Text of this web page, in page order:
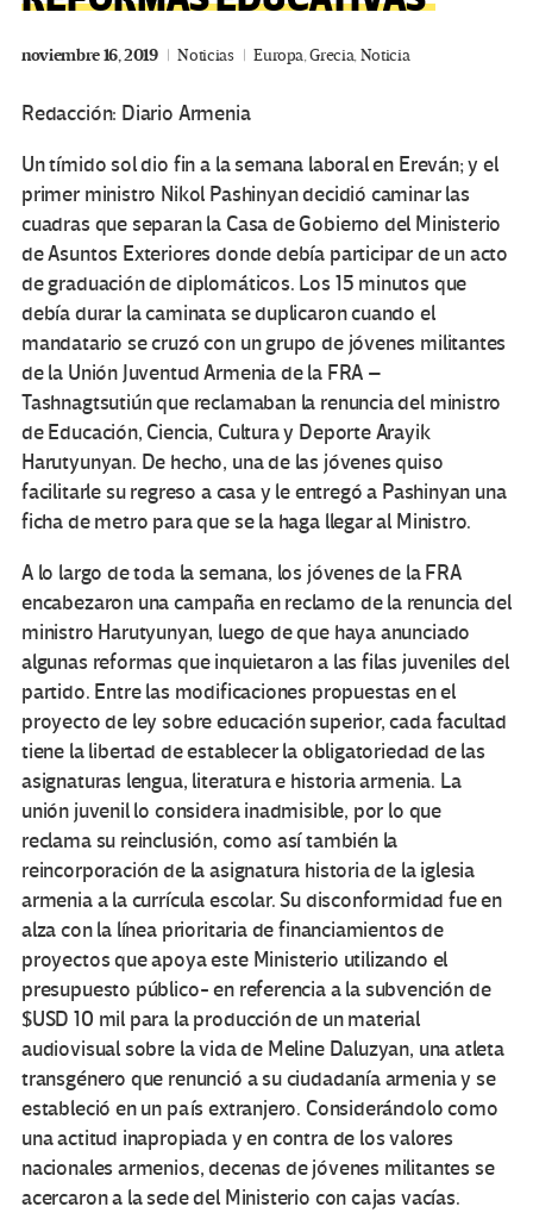
noviembre 16, 2019 Noticias Europa,Grecia,Noticia
Redacción: Diario Armenia
Un tímido sol dio fin a la semana laboral en Ereván; y el
primer ministro Nikol Pashinyan decidió caminar las
cuadras que separan la Casa de Gobierno del Ministerio
de Asuntos Exteriores donde debía participar de un acto
de graduación de diplomáticos. Los 15 minutos que
debía durar la caminata se duplicaron cuando el
mandatario se cruzó con un grupo de jóvenes militantes
de la Unión Juventud Armenia de la FRA –
Tashnagtsutiún que reclamaban la renuncia del ministro
de Educación, Ciencia, Cultura y Deporte Arayik
Harutyunyan. De hecho, una de las jóvenes quiso
facilitarle su regreso a casa y le entregó a Pashinyan una
ficha de metro para que se la haga llegar al Ministro.
A lo largo de toda la semana, los jóvenes de la FRA
encabezaron una campaña en reclamo de la renuncia del
ministro Harutyunyan, luego de que haya anunciado
algunas reformas que inquietaron a las filas juveniles del
partido. Entre las modificaciones propuestas en el
proyecto de ley sobre educación superior, cada facultad
tiene la libertad de establecer la obligatoriedad de las
asignaturas lengua, literatura e historia armenia. La
unión juvenil lo considera inadmisible, por lo que
reclama su reinclusión, como así también la
reincorporación de la asignatura historia de la iglesia
armenia a la currícula escolar. Su disconformidad fue en
alza con la línea prioritaria de financiamientos de
proyectos que apoya este Ministerio utilizando el
presupuesto público- en referencia a la subvención de
$USD 10 mil para la producción de un material
audiovisual sobre la vida de Meline Daluzyan, una atleta
transgénero que renunció a su ciudadanía armenia y se
estableció en un país extranjero. Considerándolo como
una actitud inapropiada y en contra de los valores
nacionales armenios, decenas de jóvenes militantes se
acercaron a la sede del Ministerio con cajas vacías.